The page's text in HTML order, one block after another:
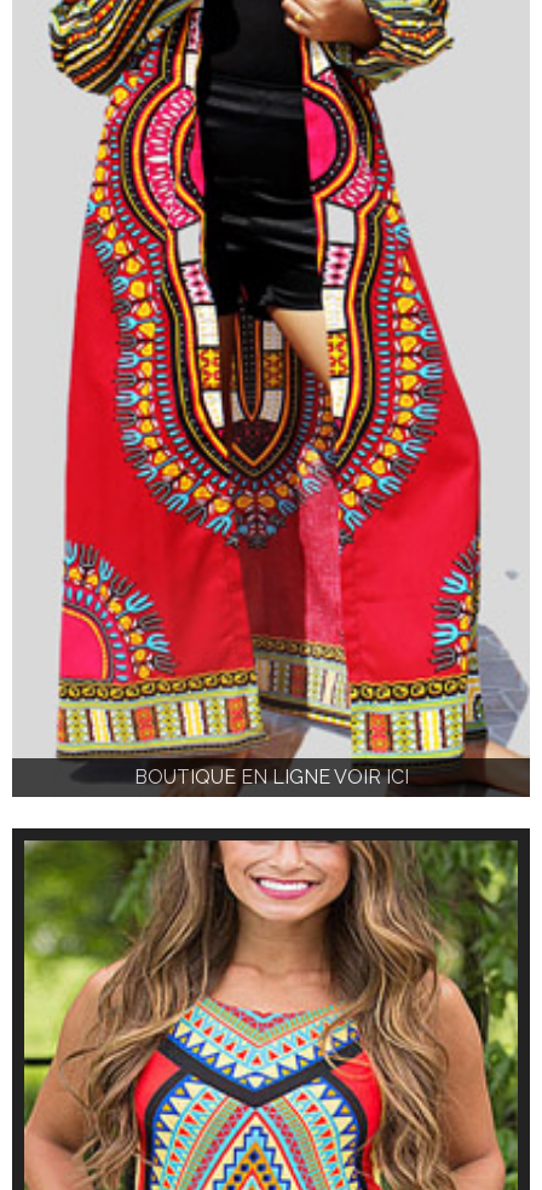
BOUTIQUE EN LIGNE VOIR ICI